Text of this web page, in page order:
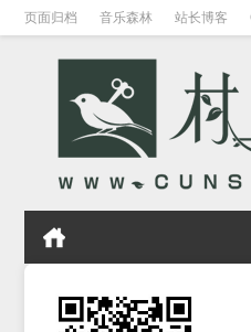
页面归档 音乐森林 站长博客